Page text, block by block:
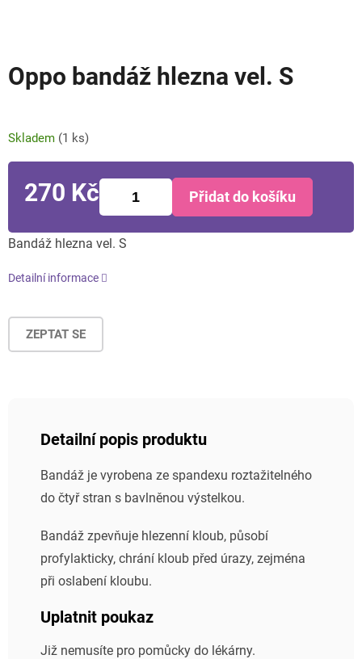
Oppo bandáž hlezna vel. S
Skladem (1 ks)
270 Kč
cena:
Přidat do košíku
Bandáž hlezna vel. S
Detailní informace
ZEPTAT SE
Detailní popis produktu
Bandáž je vyrobena ze spandexu roztažitelného
do čtyř stran s bavlněnou výstelkou.
Bandáž zpevňuje hlezenní kloub, působí
profylakticky, chrání kloub před úrazy, zejména
při oslabení kloubu.
Uplatnit poukaz
Již nemusíte pro pomůcky do lékárny.